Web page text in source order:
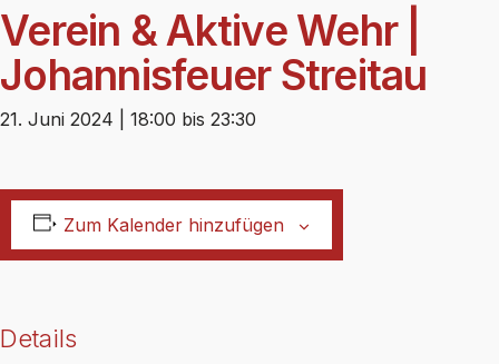
Verein & Aktive Wehr |
Johannisfeuer Streitau
21. Juni 2024 | 18:00 bis 23:30
Zum Kalender hinzufügen
Details